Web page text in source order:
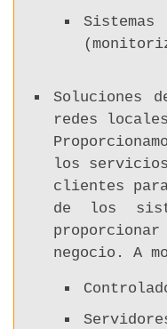
Soluciones
redes
los
clientes
de los
negocio. A